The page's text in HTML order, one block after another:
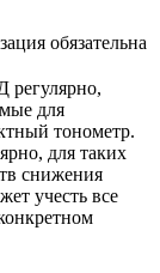
обязательна
регулярно,
для
тонометр.
для таких
снижения
учесть все